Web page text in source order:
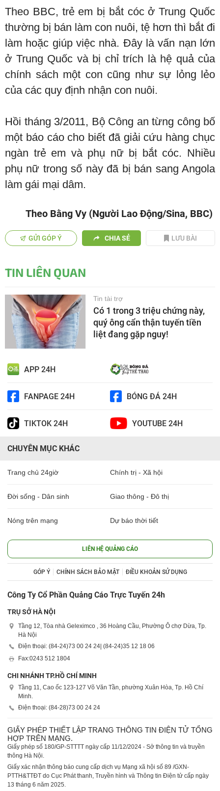
Theo BBC, trẻ em bị bắt cóc ở Trung Quốc
thường bị bán làm con nuôi, tệ hơn thì bắt đi
làm hoặc giúp việc nhà. Đây là vấn nạn lớn
ở Trung Quốc và bị chỉ trích là hệ quả của
chính sách một con cũng như sự lỏng lẻo
của các quy định nhận con nuôi.
Hồi tháng 3/2011, Bộ Công an từng công bố
một báo cáo cho biết đã giải cứu hàng chục
ngàn trẻ em và phụ nữ bị bắt cóc. Nhiều
phụ nữ trong số này đã bị bán sang Angola
làm gái mại dâm.
Theo Bằng Vy (Người Lao Động/Sina, BBC)
GỬI GÓP Ý CHIA SẺ LƯU BÀI
TIN LIÊN QUAN
Tin tài trợ
Có 1 trong 3 triệu chứng này,
quý ông cẩn thận tuyến tiền
liệt đang gặp nguy!
APP 24H
FANPAGE 24H BÓNG ĐÁ 24H
TIKTOK 24H YOUTUBE 24H
CHUYÊN MỤC KHÁC
Trang chủ 24giờ Chính trị - Xã hội
Đời sống - Dân sinh Giao thông - Đô thị
Nóng trên mạng Dự báo thời tiết
LIÊN HỆ QUẢNG CÁO
GÓP Ý CHÍNH SÁCH BẢO MẬT ĐIỀU KHOẢN SỬ DỤNG
Công Ty Cổ Phần Quảng Cáo Trực Tuyến 24h
TRỤ SỞ HÀ NỘI
Tầng 12, Tòa nhà Geleximco , 36 Hoàng Cầu, Phường Ô chợ Dừa, Tp.
Hà Nội
Điện thoại: (84-24)73 00 24 24 | (84-24)35 12 18 06
Fax:0243 512 1804
CHI NHÁNH TP.HỒ CHÍ MINH
Tầng 11, Cao ốc 123-127 Võ Văn Tần, phường Xuân Hòa, Tp. Hồ Chí
Minh.
Điện thoại: (84-28)73 00 24 24
GIẤY PHÉP THIẾT LẬP TRANG THÔNG TIN ĐIỆN TỬ TỔNG
HỢP TRÊN MẠNG.
Giấy phép số 180/GP-STTTT ngày cấp 11/12/2024 - Sở thông tin và truyền
thông Hà Nội.
Giấy xác nhận thông báo cung cấp dịch vụ Mạng xã hội số 89 /GXN-
PTTH&TTĐT do Cục Phát thanh, Truyền hình và Thông tin Điện tử cấp ngày
13 tháng 6 năm 2025.